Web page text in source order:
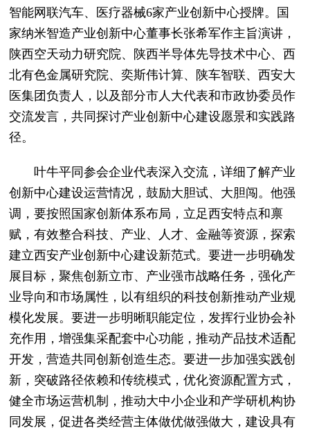
智能网联汽车、医疗器械6家产业创新中心授牌。国
家纳米智造产业创新中心董事长张希军作主旨演讲，
陕西空天动力研究院、陕西半导体先导技术中心、西
北有色金属研究院、奕斯伟计算、陕车智联、西安大
医集团负责人，以及部分市人大代表和市政协委员作
交流发言，共同探讨产业创新中心建设愿景和实践路
径。
叶牛平同参会企业代表深入交流，详细了解产业
创新中心建设运营情况，鼓励大胆试、大胆闯。他强
调，要按照国家创新体系布局，立足西安特点和禀
赋，有效整合科技、产业、人才、金融等资源，探索
建立西安产业创新中心建设新范式。要进一步明确发
展目标，聚焦创新立市、产业强市战略任务，强化产
业导向和市场属性，以有组织的科技创新推动产业规
模化发展。要进一步明晰职能定位，发挥行业协会补
充作用，增强集采配套中心功能，推动产品技术适配
开发，营造共同创新创造生态。要进一步加强实践创
新，突破路径依赖和传统模式，优化资源配置方式，
健全市场运营机制，推动大中小企业和产学研机构协
同发展，促进各类经营主体做优做强做大，建设具有